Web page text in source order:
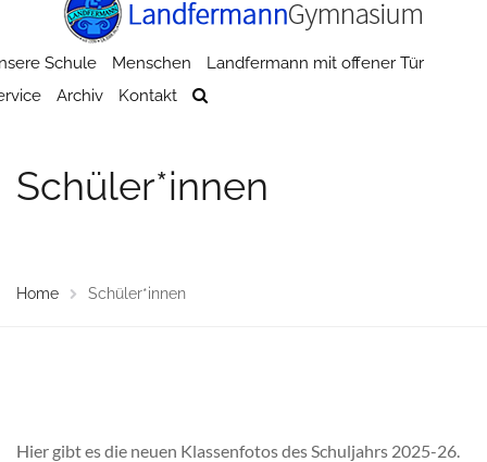
Schule Menschen
Landfermann mit offener Tür
Archiv Kontakt
Schüler*innen
Home Schüler*innen
Hier gibt es die neuen Klassenfotos des Schuljahrs 2025-26.